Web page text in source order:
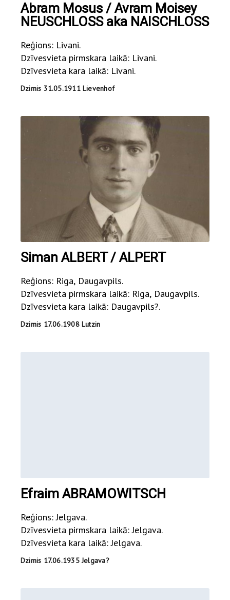
Abram Mosus / Avram Moisey
NEUSCHLOSS aka NAISCHLOSS
Reģions: Livani.
Dzīvesvieta pirmskara laikā: Livani.
Dzīvesvieta kara laikā: Livani.
Dzimis 31.05.1911 Lievenhof
Siman ALBERT / ALPERT
Reģions: Riga, Daugavpils.
Dzīvesvieta pirmskara laikā: Riga, Daugavpils.
Dzīvesvieta kara laikā: Daugavpils?.
Dzimis 17.06.1908 Lutzin
Efraim ABRAMOWITSCH
Reģions: Jelgava.
Dzīvesvieta pirmskara laikā: Jelgava.
Dzīvesvieta kara laikā: Jelgava.
Dzimis 17.06.1935 Jelgava?